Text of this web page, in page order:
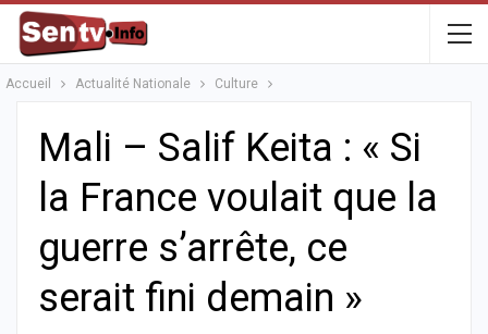
Accueil Actualité Nationale Culture
Mali – Salif Keita : « Si
la France voulait que la
guerre s’arrête, ce
serait fini demain »